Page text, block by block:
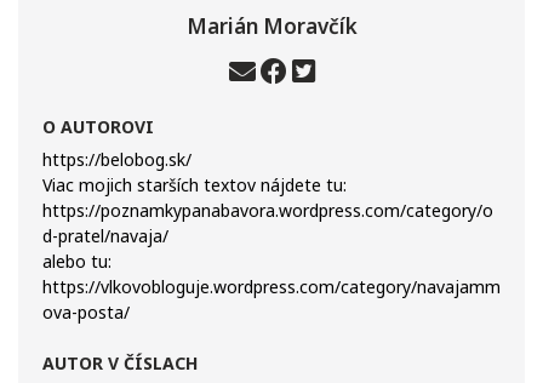
Marián Moravčík
O AUTOROVI
https://belobog.sk/
Viac mojich starších textov nájdete tu:
https://poznamkypanabavora.wordpress.com/category/o
d-pratel/navaja/
alebo tu:
https://vlkovobloguje.wordpress.com/category/navajamm
ova-posta/
AUTOR V ČÍSLACH